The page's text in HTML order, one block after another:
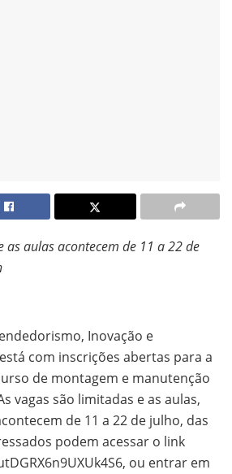
as aulas acontecem de 11 a 22 de
Inovação e
com inscrições abertas para a
de montagem e manutenção
vagas são limitadas e as aulas,
de 11 a 22 de julho, das
podem acessar o link
ou entrar em